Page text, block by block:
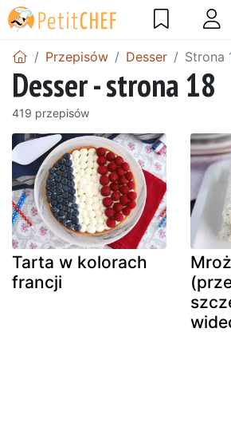
Przepisów Desser Strona
Desser - strona 18
419 przepisów
Tarta w kolorach
francji